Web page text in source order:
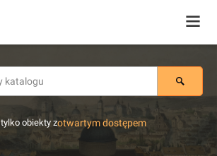
tylko obiekty zotwartym dostępem